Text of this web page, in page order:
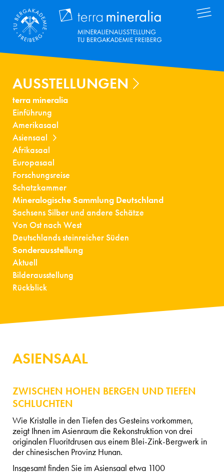
Inhalt
Terra
AUSSTELLUNGEN
terra mineralia
Einführung
Amerikasaal
Asiensaal
Afrikasaal
Europasaal
Forschungsreise
Schatzkammer
Mineralogische Sammlung Deutschland
Sachsens Silber und andere Schätze
Von Ost nach West
Deutschlands steinreicher Süden
Sonderausstellung
Aktuell
Bilderausstellung
Rückblick
ASIENSAAL
ZWISCHEN HOHEN BERGEN UND TIEFEN
SCHLUCHTEN
Wie Kristalle in den Tiefen des Gesteins vorkommen,
zeigt Ihnen im Asienraum die Rekonstruktion von drei
originalen Fluoritdrusen aus einem Blei-Zink-Bergwerk in
der chinesischen Provinz Hunan.
Insgesamt finden Sie im Asiensaal etwa 1100